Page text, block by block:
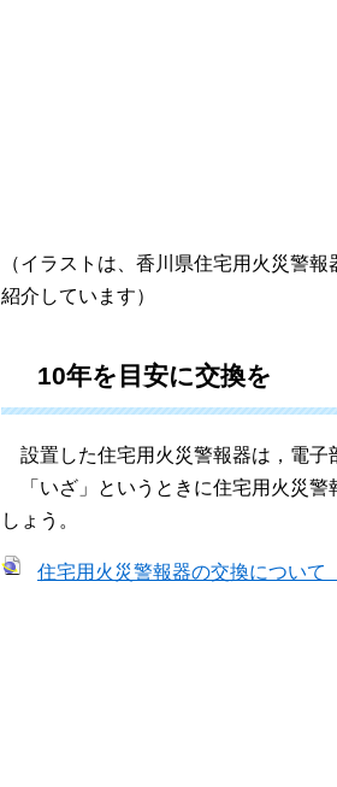
（イラストは、香川県住宅用火災警
紹介しています）
10年を目安に交換を
設置した住宅用火災警報器は，電子
「いざ」というときに住宅用火災警
しょう。
住宅用火災警報器の交換につい